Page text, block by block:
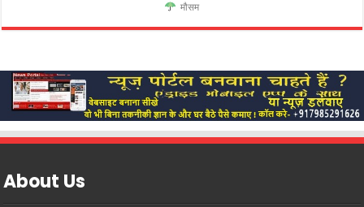
मौसम
About Us